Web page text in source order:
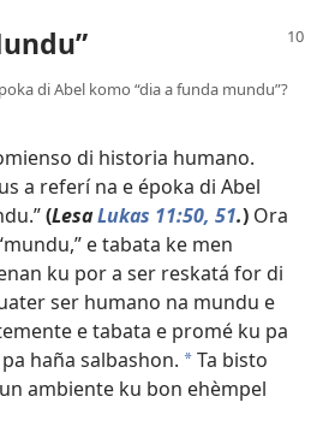
di Abel komo “dia a funda mundu”?
di historia humano.
a referí na e époka di Abel
(LesaLukas 11:50, 51.) Ora
e tabata ke men
ku por a ser reskatá for di
ser humano na mundu e
e tabata e promé ku pa
haña salbashon. aTa bisto
ambiente ku bon ehèmpel